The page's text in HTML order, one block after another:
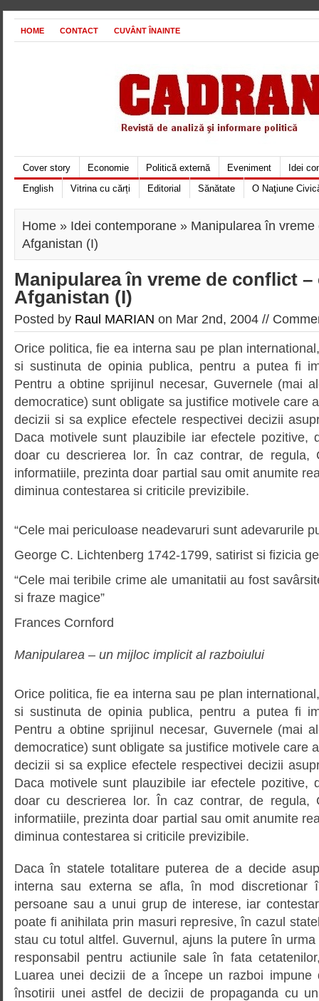
HOME CONTACT CUVÂNT ÎNAINTE
Cover story Economie Politică externă Eveniment
Idei
English
Vitrina cu cărți Editorial Sănătate O Naţiune
Home » Idei contemporane » Manipularea în
Afganistan (I)
Manipularea în vreme de conflict –
Afganistan (I)
Posted by Raul MARIAN on Mar 2nd, 2004 //
Orice politica, fie ea interna sau pe plan
si sustinuta de opinia publica, pentru a putea fi
Pentru a obtine sprijinul necesar, Guvernele (mai
democratice) sunt obligate sa justifice motivele care
decizii si sa explice efectele respectivei decizii
Daca motivele sunt plauzibile iar efectele pozitive,
doar cu descrierea lor. În caz contrar, de regula,
informatiile, prezinta doar partial sau omit anumite
diminua contestarea si criticile previzibile.
“Cele mai periculoase neadevaruri sunt adevarurile
George C. Lichtenberg 1742-1799, satirist si fizicia
“Cele mai teribile crime ale umanitatii au fost
si fraze magice”
Frances Cornford
Manipularea – un mijloc implicit al razboiului
Orice politica, fie ea interna sau pe plan
si sustinuta de opinia publica, pentru a putea fi
Pentru a obtine sprijinul necesar, Guvernele (mai
democratice) sunt obligate sa justifice motivele care
decizii si sa explice efectele respectivei decizii
Daca motivele sunt plauzibile iar efectele pozitive,
doar cu descrierea lor. În caz contrar, de regula,
informatiile, prezinta doar partial sau omit anumite
diminua contestarea si criticile previzibile.
Daca în statele totalitare puterea de a decide
interna sau externa se afla, în mod discretionar
persoane sau a unui grup de interese, iar
poate fi anihilata prin masuri represive, în cazul
stau cu totul altfel. Guvernul, ajuns la putere în
responsabil pentru actiunile sale în fata
Luarea unei decizii de a începe un razboi impune
însotirii unei astfel de decizii de propaganda cu